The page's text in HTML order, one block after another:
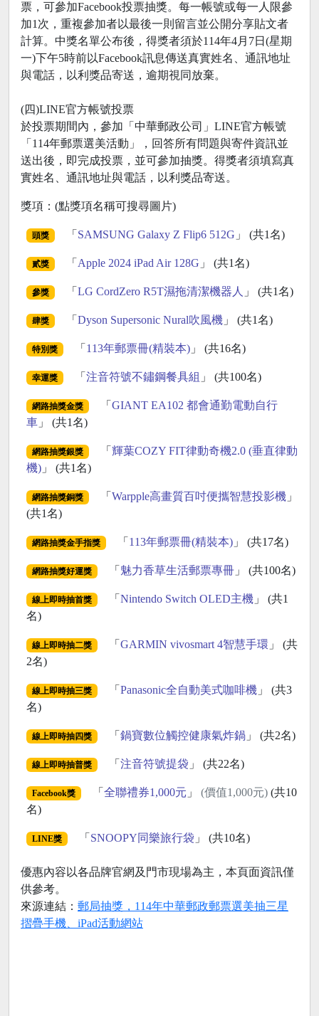
票，可參加Facebook投票抽獎。每一帳號或每一人限參
加1次，重複參加者以最後一則留言並公開分享貼文者
計算。中獎名單公布後，得獎者須於114年4月7日(星期
一)下午5時前以Facebook訊息傳送真實姓名、通訊地址
與電話，以利獎品寄送，逾期視同放棄。
(四)LINE官方帳號投票
於投票期間內，參加「中華郵政公司」LINE官方帳號
「114年郵票選美活動」，回答所有問題與寄件資訊並
送出後，即完成投票，並可參加抽獎。得獎者須填寫真
實姓名、通訊地址與電話，以利獎品寄送。
獎項：(點獎項名稱可搜尋圖片)
頭獎 「 SAMSUNG Galaxy Z Flip6 512G 」 (共1名)
貳獎 「 Apple 2024 iPad Air 128G 」 (共1名)
參獎 「 LG CordZero R5T濕拖清潔機器人 」 (共1名)
肆獎 「 Dyson Supersonic Nural吹風機」 (共1名)
特別獎 「 113年郵票冊(精裝本)」 (共16名)
幸運獎 「 注音符號不鏽鋼餐具組 」 (共100名)
網路抽獎金獎 「 GIANT EA102 都會通勤電動自行
車 」 (共1名)
網路抽獎銀獎 「 輝葉COZY FIT律動奇機2.0 (垂直律動
機) 」 (共1名)
網路抽獎銅獎 「 Warpple高畫質百吋便攜智慧投影機」
(共1名)
網路抽獎金手指獎 「 113年郵票冊(精裝本)」 (共17名)
網路抽獎好運獎 「 魅力香草生活郵票專冊」 (共100名)
線上即時抽首獎 「 Nintendo Switch OLED主機」 (共1
名)
線上即時抽二獎 「 GARMIN vivosmart 4智慧手環 」 (共
2名)
線上即時抽三獎 「 Panasonic全自動美式咖啡機」 (共3
名)
線上即時抽四獎 「 鍋寶數位觸控健康氣炸鍋」 (共2名)
線上即時抽普獎 「 注音符號提袋 」 (共22名)
Facebook獎 「 全聯禮券1,000元 」 (價值1,000元)(共10
名)
LINE獎 「 SNOOPY同樂旅行袋 」 (共10名)
優惠內容以各品牌官網及門市現場為主，本頁面資訊僅
供參考。
來源連結： 郵局抽獎，114年中華郵政郵票選美抽三星
摺疊手機、iPad活動網站